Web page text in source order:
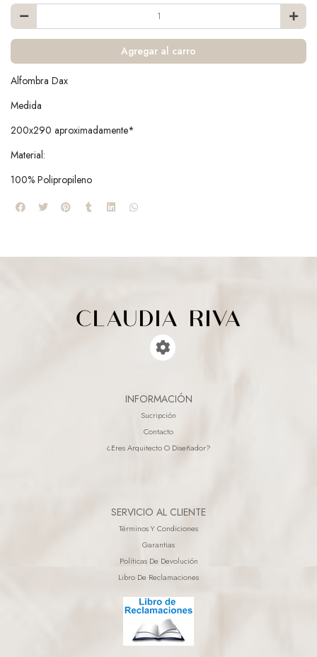
Agregar al carro
Alfombra Dax
Medida
200x290 aproximadamente*
Material:
100% Polipropileno
INFORMACIÓN
Sucripción
Contacto
¿eres Arquitecto O Diseñador?
SERVICIO AL CLIENTE
Términos Y Condiciones
Garantias
Políticas De Devolución
Libro De Reclamaciones